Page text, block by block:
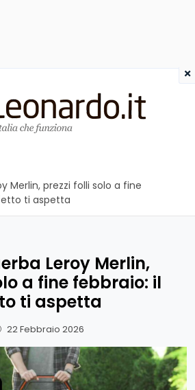
Merlin, prezzi folli solo a fine
ti aspetta
Leroy Merlin,
a fine febbraio: il
ti aspetta
22 Febbraio 2026
×